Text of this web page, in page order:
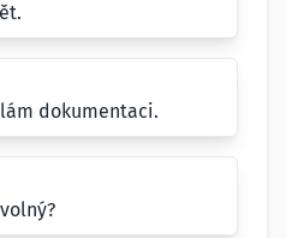
dokumentaci.